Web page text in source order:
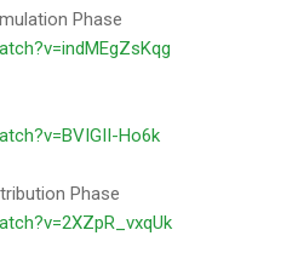
Phase
Ho6k
Phase